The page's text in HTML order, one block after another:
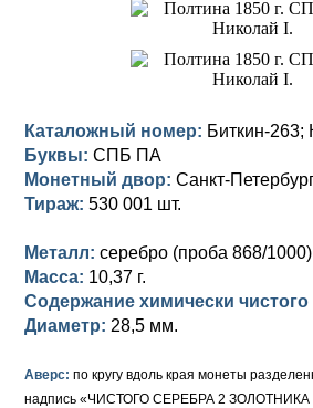
Памятные и юбилейные
Для Финляндии
Памятные и донативные
Для Финляндии
Памятные и донативные
Александр II (1855-1881)
Медь
Для Финляндии
Памятные и донативные
Николай I (1825-1855)
Серебро
Медь
Для Грузии
Русско-Польские
Для Польши
Памятные и донативные
Золото
Серебро
Медь
Для Грузии
Для Польши
Павел I (1796-1801)
Золото
Серебро
Медь
Екатерина II (1762-1796)
Золото
Серебро
Сибирские монеты
Петр III (1762)
Золото
Серебро
Иоанн Антонович (1740-1741)
Анна Иоанновна (1730-1740)
Каталожный номер: Биткин-263;
Буквы: СПБ ПА
Монетный двор: Санкт-
Тираж: 530 001 шт.
Металл: серебро (проба 868/1000)
Масса: 10,37 г.
Содержание химически чистого
Диаметр: 28,5 мм.
Аверс: по кругу вдоль края монеты
надпись «ЧИСТОГО СЕРЕБРА 2 ЗОЛОТНИКА